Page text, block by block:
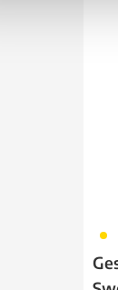
031